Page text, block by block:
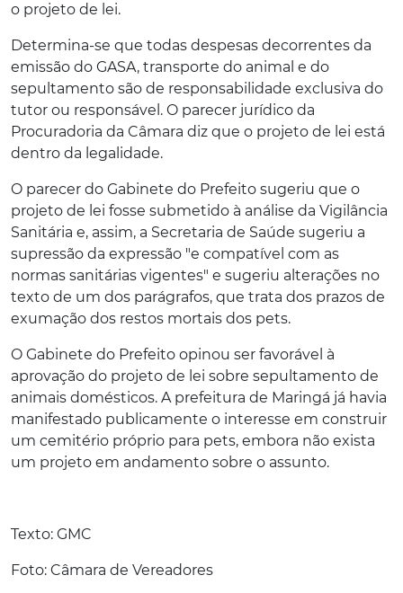
o projeto de lei.
Determina-se que todas despesas decorrentes da
emissão do GASA, transporte do animal e do
sepultamento são de responsabilidade exclusiva do
tutor ou responsável. O parecer jurídico da
Procuradoria da Câmara diz que o projeto de lei está
dentro da legalidade.
O parecer do Gabinete do Prefeito sugeriu que o
projeto de lei fosse submetido à análise da Vigilância
Sanitária e, assim, a Secretaria de Saúde sugeriu a
supressão da expressão "e compatível com as
normas sanitárias vigentes" e sugeriu alterações no
texto de um dos parágrafos, que trata dos prazos de
exumação dos restos mortais dos pets.
O Gabinete do Prefeito opinou ser favorável à
aprovação do projeto de lei sobre sepultamento de
animais domésticos. A prefeitura de Maringá já havia
manifestado publicamente o interesse em construir
um cemitério próprio para pets, embora não exista
um projeto em andamento sobre o assunto.
Texto: GMC
Foto: Câmara de Vereadores